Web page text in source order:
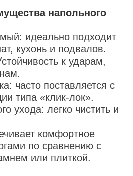
напольного
идеально подходит
кухонь и подвалов.
к ударам,
часто поставляется с
типа «клик-лок».
ухода: легко чистить и
комфортное
по сравнению с
или плиткой.